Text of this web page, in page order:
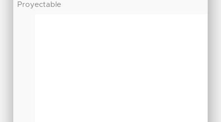
Proyectable